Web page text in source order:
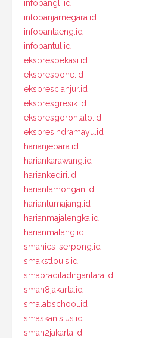
infobangli.id
infobanjarnegara.id
infobantaeng.id
infobantul.id
ekspresbekasi.id
ekspresbone.id
eksprescianjur.id
ekspresgresik.id
ekspresgorontalo.id
ekspresindramayu.id
harianjepara.id
hariankarawang.id
hariankediri.id
harianlamongan.id
harianlumajang.id
harianmajalengka.id
harianmalang.id
smanics-serpong.id
smakstlouis.id
smapraditadirgantara.id
sman8jakarta.id
smalabschool.id
smaskanisius.id
sman2jakarta.id